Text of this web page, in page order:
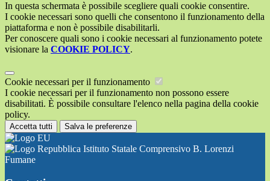
In questa schermata è possibile scegliere quali cookie consentire.
I cookie necessari sono quelli che consentono il funzionamento della
piattaforma e non è possibile disabilitarli.
Per conoscere quali sono i cookie necessari al funzionamento potete
visionare la COOKIE POLICY.
Cookie necessari per il funzionamento
I cookie necessari per il funzionamento non possono essere
disabilitati. È possibile consultare l'elenco nella pagina della cookie
policy.
Accetta tutti Salva le preferenze
Istituto Statale Comprensivo B. Lorenzi
Fumane